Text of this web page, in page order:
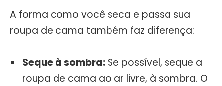
A forma como você seca e passa sua
roupa de cama também faz diferença:
Seque à sombra: Se possível, seque a
roupa de cama ao ar livre, à sombra. O